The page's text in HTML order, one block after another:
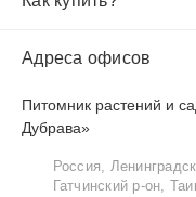
Адреса офисов
Питомник растений и
Дубрава»
Россия,
Гатчинский р‑он,